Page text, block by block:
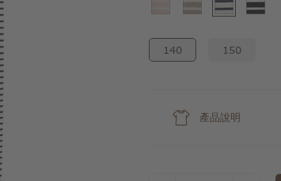
140 150
產品說明